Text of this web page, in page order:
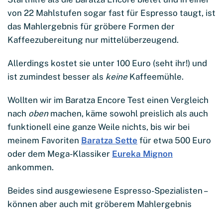
von 22 Mahlstufen sogar fast für Espresso taugt, ist
das Mahlergebnis für gröbere Formen der
Kaffeezubereitung nur mittelüberzeugend.
Allerdings kostet sie unter 100 Euro (seht ihr!) und
ist zumindest besser als keine Kaffeemühle.
Wollten wir im Baratza Encore Test einen Vergleich
nach oben machen, käme sowohl preislich als auch
funktionell eine ganze Weile nichts, bis wir bei
meinem Favoriten Baratza Sette für etwa 500 Euro
oder dem Mega-Klassiker Eureka Mignon
ankommen.
Beides sind ausgewiesene Espresso-Spezialisten –
können aber auch mit gröberem Mahlergebnis